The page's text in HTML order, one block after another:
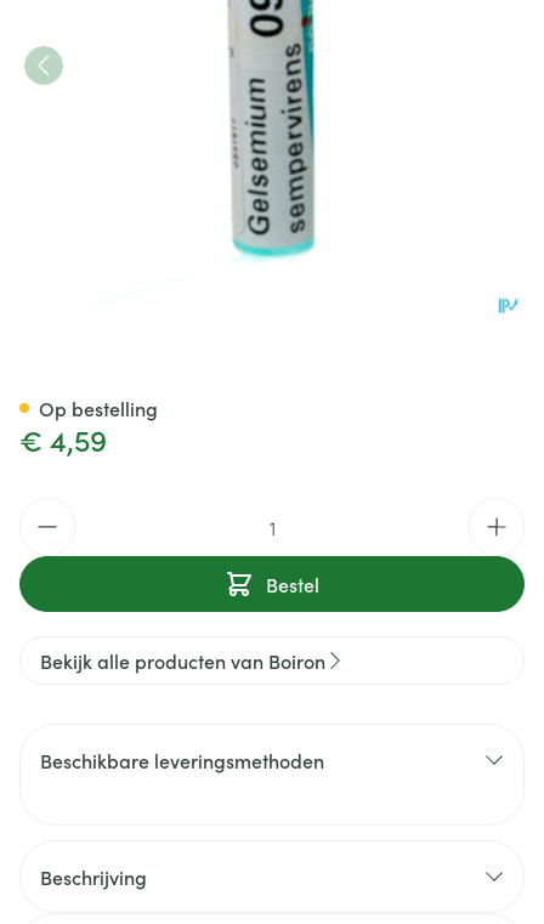
€ 4,59
Bestel
Op bestelling
Bekijk alle producten van Boiron
Beschikbare leveringsmethoden
Beschrijving